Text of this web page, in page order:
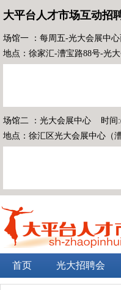
大平台人才市场互动招
场馆一 ：每周五-光大会展中
地点：徐家汇-漕宝路88号-光
场馆二 ：光大会展中心 时间:(
地点：徐汇区光大会展中心（
首页 光大招聘会